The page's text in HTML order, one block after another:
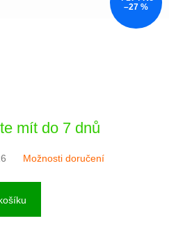
–27 %
mít do 7 dnů
Možnosti doručení